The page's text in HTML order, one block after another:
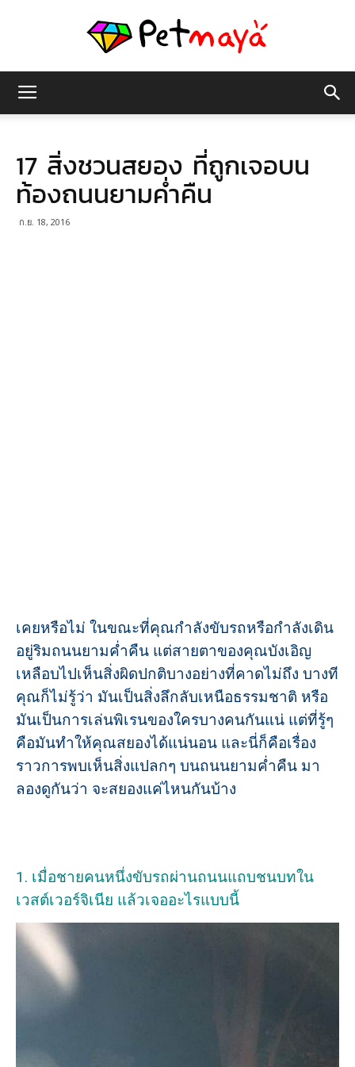
มายา
17 สิ่งชวนสยอง ที่ถูกเจอบน
ท้องถนนยามค่ำคืน
ก.ย. 18, 2016
เคยหรือไม่ ในขณะที่คุณกำลังขับรถหรือกำลังเดิน
อยู่ริมถนนยามค่ำคืน แต่สายตาของคุณบังเอิญ
เหลือบไปเห็นสิ่งผิดปกติบางอย่างที่คาดไม่ถึง บางที
คุณก็ไม่รู้ว่า มันเป็นสิ่งลึกลับเหนือธรรมชาติ หรือ
มันเป็นการเล่นพิเรนของใครบางคนกันแน่ แต่ที่รู้ๆ
คือมันทำให้คุณสยองได้แน่นอน และนี่ก็คือเรื่อง
ราวการพบเห็นสิ่งแปลกๆ บนถนนยามค่ำคืน มา
ลองดูกันว่า จะสยองแค่ไหนกันบ้าง
1. เมื่อชายคนหนึ่งขับรถผ่านถนนแถบชนบทใน
เวสต์เวอร์จิเนีย แล้วเจออะไรแบบนี้